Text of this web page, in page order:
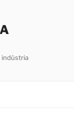
indústria